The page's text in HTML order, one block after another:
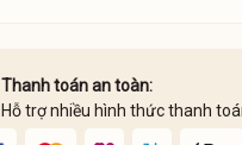
Thanh toán an toàn:
Hỗ trợ nhiều hình thức thanh